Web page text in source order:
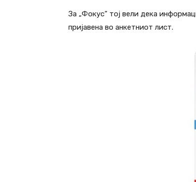
За „Фокус“ тој вели дека
пријавена во анкетниот лист.